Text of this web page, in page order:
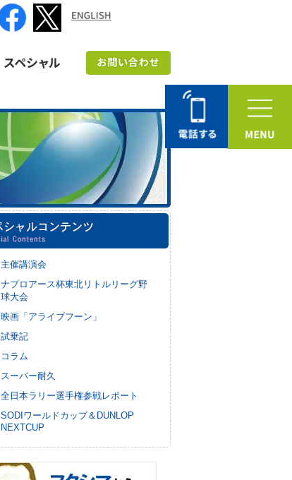
主催講演会
ナプロアース杯東北リトルリーグ野
球大会
映画「アライブフーン」
試乗記
コラム
スーパー耐久
全日本ラリー選手権参戦レポート
SODIワールドカップ＆DUNLOP
NEXTCUP